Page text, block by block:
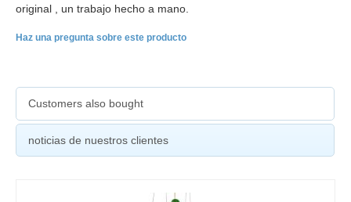
original , un trabajo hecho a mano.
Haz una pregunta sobre este producto
Customers also bought
noticias de nuestros clientes